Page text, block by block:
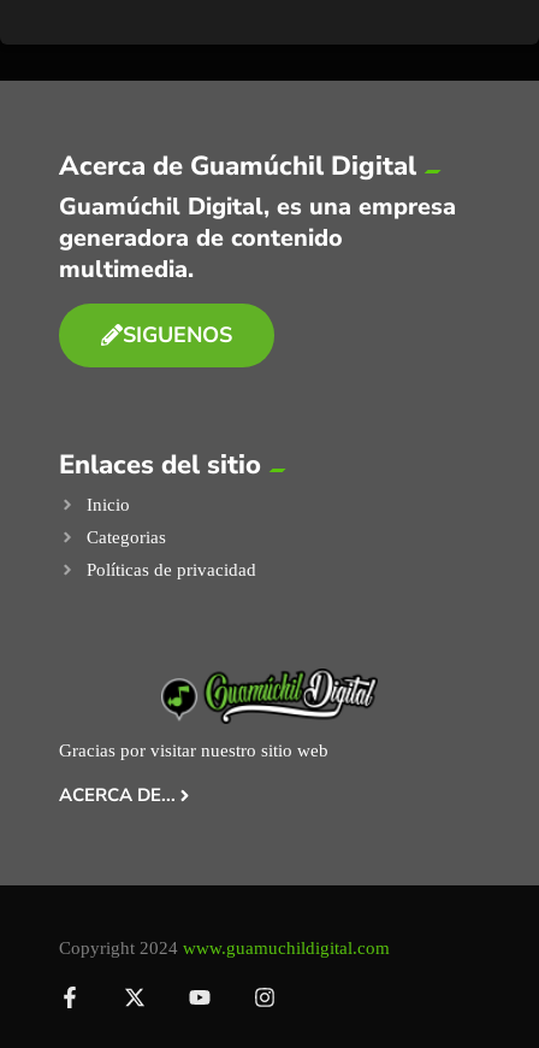
Acerca de Guamúchil Digital
Guamúchil Digital, es una empresa
generadora de contenido
multimedia.
SIGUENOS
Enlaces del sitio
Inicio
Categorias
Políticas de privacidad
Gracias por visitar nuestro sitio web
ACERCA DE...
Copyright 2024 www.guamuchildigital.com